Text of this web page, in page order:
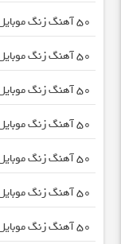
50 آهنگ زنگ موبایل آرام
50 آهنگ زنگ موبایل دخترانه
50 آهنگ زنگ موبایل سامسونگ
50 آهنگ زنگ موبایل کارتون
50 آهنگ زنگ موبایل نوستالژی
50 آهنگ زنگ موبایل بازی
50 آهنگ زنگ موبایل باکلاس